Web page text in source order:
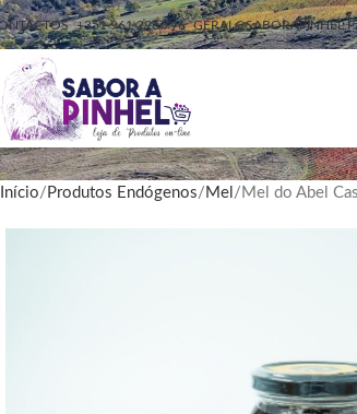
+351 961 296 796
Início Produtos Endógenos Mel Mel do Abel